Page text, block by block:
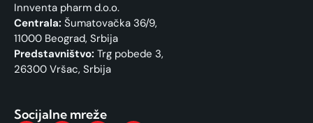
Innventa pharm d.o.o.
Centrala: Šumatovačka 36/9,
11000 Beograd, Srbija
Predstavništvo: Trg pobede 3,
26300 Vršac, Srbija
Socijalne mreže